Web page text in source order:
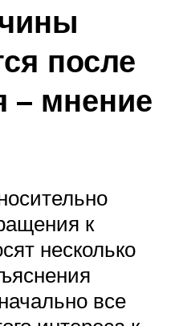
после
– мнение
к
несколько
все